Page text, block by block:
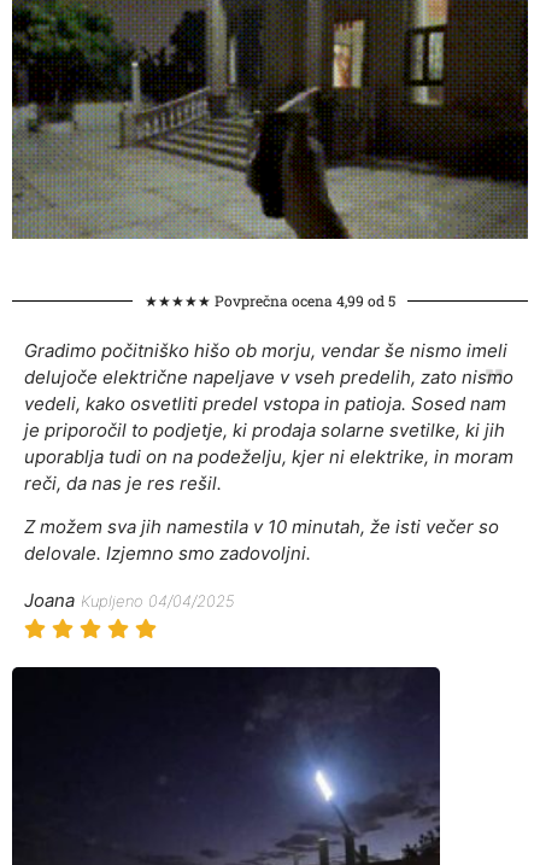
★★★★★ Povprečna ocena 4,99 od 5
Gradimo počitniško hišo ob morju, vendar še nismo imeli
delujoče električne napeljave v vseh predelih, zato nismo
vedeli, kako osvetliti predel vstopa in patioja. Sosed nam
je priporočil to podjetje, ki prodaja solarne svetilke, ki jih
uporablja tudi on na podeželju, kjer ni elektrike, in moram
reči, da nas je res rešil.
Z možem sva jih namestila v 10 minutah, že isti večer so
delovale. Izjemno smo zadovoljni.
Joana Kupljeno 04/04/2025